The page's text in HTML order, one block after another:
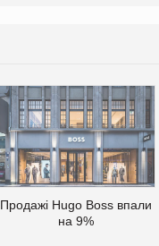
Продажі Hugo Boss впали
на 9%